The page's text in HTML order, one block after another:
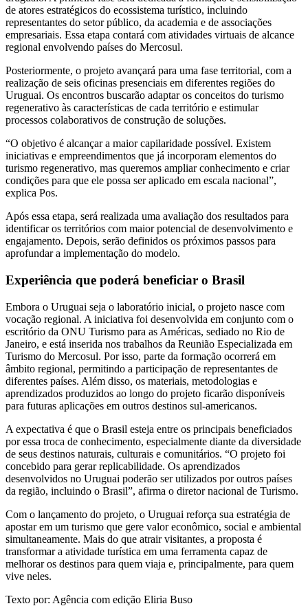
de atores estratégicos do ecossistema turístico, incluindo
representantes do setor público, da academia e de associações
empresariais. Essa etapa contará com atividades virtuais de alcance
regional envolvendo países do Mercosul.
Posteriormente, o projeto avançará para uma fase territorial, com a
realização de seis oficinas presenciais em diferentes regiões do
Uruguai. Os encontros buscarão adaptar os conceitos do turismo
regenerativo às características de cada território e estimular
processos colaborativos de construção de soluções.
“O objetivo é alcançar a maior capilaridade possível. Existem
iniciativas e empreendimentos que já incorporam elementos do
turismo regenerativo, mas queremos ampliar conhecimento e criar
condições para que ele possa ser aplicado em escala nacional”,
explica Pos.
Após essa etapa, será realizada uma avaliação dos resultados para
identificar os territórios com maior potencial de desenvolvimento e
engajamento. Depois, serão definidos os próximos passos para
aprofundar a implementação do modelo.
Experiência que poderá beneficiar o Brasil
Embora o Uruguai seja o laboratório inicial, o projeto nasce com
vocação regional. A iniciativa foi desenvolvida em conjunto com o
escritório da ONU Turismo para as Américas, sediado no Rio de
Janeiro, e está inserida nos trabalhos da Reunião Especializada em
Turismo do Mercosul. Por isso, parte da formação ocorrerá em
âmbito regional, permitindo a participação de representantes de
diferentes países. Além disso, os materiais, metodologias e
aprendizados produzidos ao longo do projeto ficarão disponíveis
para futuras aplicações em outros destinos sul-americanos.
A expectativa é que o Brasil esteja entre os principais beneficiados
por essa troca de conhecimento, especialmente diante da diversidade
de seus destinos naturais, culturais e comunitários. “O projeto foi
concebido para gerar replicabilidade. Os aprendizados
desenvolvidos no Uruguai poderão ser utilizados por outros países
da região, incluindo o Brasil”, afirma o diretor nacional de Turismo.
Com o lançamento do projeto, o Uruguai reforça sua estratégia de
apostar em um turismo que gere valor econômico, social e ambiental
simultaneamente. Mais do que atrair visitantes, a proposta é
transformar a atividade turística em uma ferramenta capaz de
melhorar os destinos para quem viaja e, principalmente, para quem
vive neles.
Texto por: Agência com edição Eliria Buso